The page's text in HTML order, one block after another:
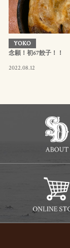
YOKO
念願！初67餃子！！
2022.08.12